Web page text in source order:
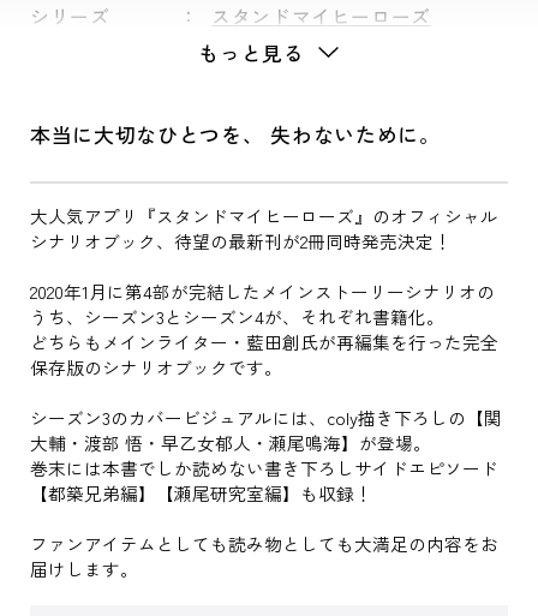
シリーズ
スタンドマイヒーローズ
もっと見る
本当に大切なひとつを、 失わないために。
大人気アプリ『スタンドマイヒーローズ』のオフィシャル
シナリオブック、待望の最新刊が2冊同時発売決定！
2020年1月に第4部が完結したメインストーリーシナリオの
うち、シーズン3とシーズン4が、それぞれ書籍化。
どちらもメインライター・藍田創氏が再編集を行った完全
保存版のシナリオブックです。
シーズン3のカバービジュアルには、coly描き下ろしの【関
大輔・渡部 悟・早乙女郁人・瀬尾鳴海】が登場。
巻末には本書でしか読めない書き下ろしサイドエピソード
【都築兄弟編】【瀬尾研究室編】も収録！
ファンアイテムとしても読み物としても大満足の内容をお
届けします。